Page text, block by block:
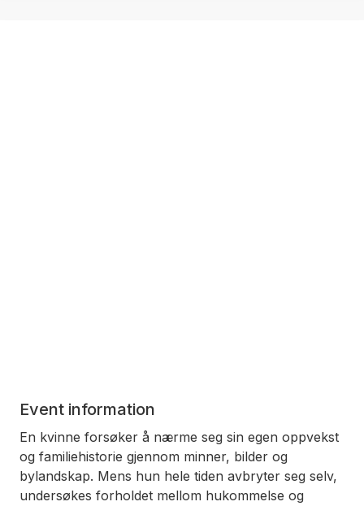
Event information
En kvinne forsøker å nærme seg sin egen oppvekst
og familiehistorie gjennom minner, bilder og
bylandskap. Mens hun hele tiden avbryter seg selv,
undersøkes forholdet mellom hukommelse og